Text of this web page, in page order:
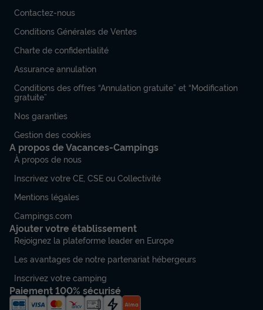
Contactez-nous
Conditions Générales de Ventes
Charte de confidentialité
Assurance annulation
Conditions des offres “Annulation gratuite” et “Modification
gratuite”
Nos garanties
Gestion des cookies
A propos de Vacances-Campings
À propos de nous
Inscrivez votre CE, CSE ou Collectivité
Mentions légales
Campings.com
Ajouter votre établissement
Rejoignez la plateforme leader en Europe
Les avantages de notre partenariat hébergeurs
Inscrivez votre camping
Paiement 100% sécurisé